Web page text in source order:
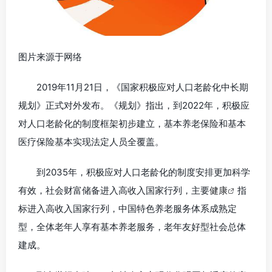
图片来源于网络
2019年11月21日，《国家积极应对人口老龄化中长期
规划》正式对外发布。《规划》指出，到2022年，积极应
对人口老龄化的制度框架初步建立，基本养老保险和基本
医疗保险基本实现法定人员全覆盖。
到2035年，积极应对人口老龄化的制度安排更加科学
有效，社会财富储备进入高收入国家行列，主要健康
指
标进入高收入国家行列，中国特色养老服务体系成熟定
型，全体老年人享有基本养老服务，老年友好型社会总体
建成。